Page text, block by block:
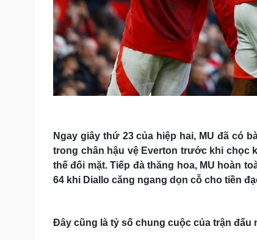
Ngay giây thứ 23 của hiệp hai, MU đã có
trong chân hậu vệ Everton trước khi chọc
thế đối mặt. Tiếp đà thăng hoa, MU hoàn
64 khi Diallo căng ngang dọn cỗ cho tiền
Đây cũng là tỷ số chung cuộc của trận đấu